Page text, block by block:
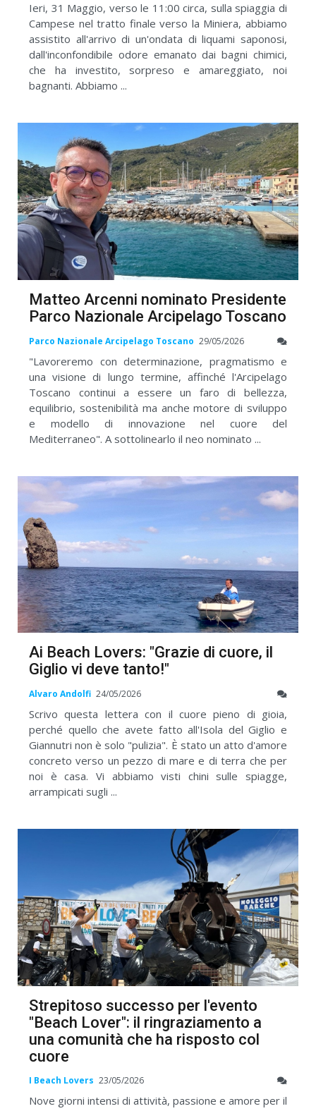
Ieri, 31 Maggio, verso le 11:00 circa, sulla spiaggia di
Campese nel tratto finale verso la Miniera, abbiamo
assistito all'arrivo di un'ondata di liquami saponosi,
dall'inconfondibile odore emanato dai bagni chimici,
che ha investito, sorpreso e amareggiato, noi
bagnanti. Abbiamo ...
Matteo Arcenni nominato Presidente
Parco Nazionale Arcipelago Toscano
Parco Nazionale Arcipelago Toscano 29/05/2026
"Lavoreremo con determinazione, pragmatismo e
una visione di lungo termine, affinché l'Arcipelago
Toscano continui a essere un faro di bellezza,
equilibrio, sostenibilità ma anche motore di sviluppo
e modello di innovazione nel cuore del
Mediterraneo". A sottolinearlo il neo nominato ...
Ai Beach Lovers: "Grazie di cuore, il
Giglio vi deve tanto!"
Alvaro Andolfi 24/05/2026
Scrivo questa lettera con il cuore pieno di gioia,
perché quello che avete fatto all'Isola del Giglio e
Giannutri non è solo "pulizia". È stato un atto d'amore
concreto verso un pezzo di mare e di terra che per
noi è casa. Vi abbiamo visti chini sulle spiagge,
arrampicati sugli ...
Strepitoso successo per l'evento
"Beach Lover": il ringraziamento a
una comunità che ha risposto col
cuore
I Beach Lovers 23/05/2026
Nove giorni intensi di attività, passione e amore per il